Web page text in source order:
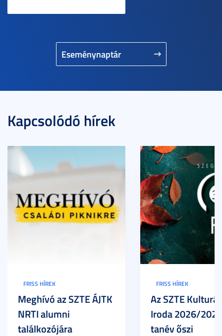
Eseménynaptár
Kapcsolódó hírek
FRISS HÍREK
Meghívó az SZTE ÁJTK
NRTI alumni
találkozójára
FRISS HÍREK
Az SZTE
Iroda 2026/
tanév őszi